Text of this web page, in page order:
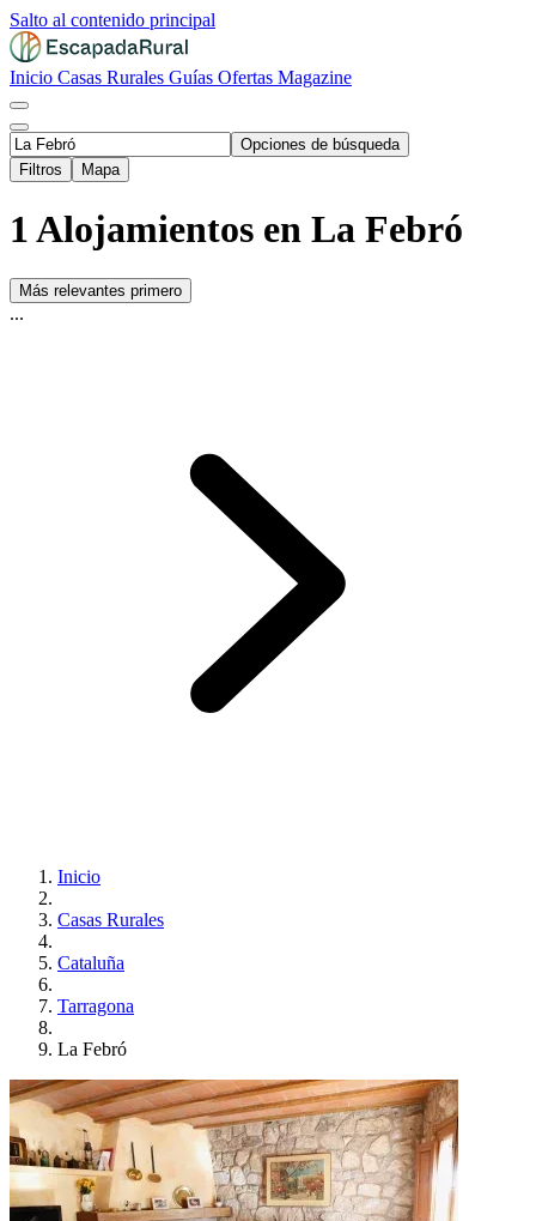
Salto al contenido principal
Inicio Casas Rurales Guías Ofertas Magazine
Opciones de búsqueda
Filtros
Mapa
1 Alojamientos en La Febró
Más relevantes primero
...
Inicio
Casas Rurales
Cataluña
Tarragona
La Febró